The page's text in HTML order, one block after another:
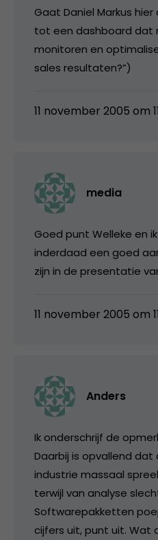
Gaat Daniel Markus hier
tot een dashboard dat
monitoren en
sales resultaten?”)
11 november 2005 om
media
Goed punt Welleke en
inderdaad een goed
zijn in de presentatie
11 november 2005 om
Anders
Ik onderschrijf de
Daarbij is opvallend
industrie massaal
terwijl van analyse
Softwarepakketten
cijfers uit, punt uit. Wat